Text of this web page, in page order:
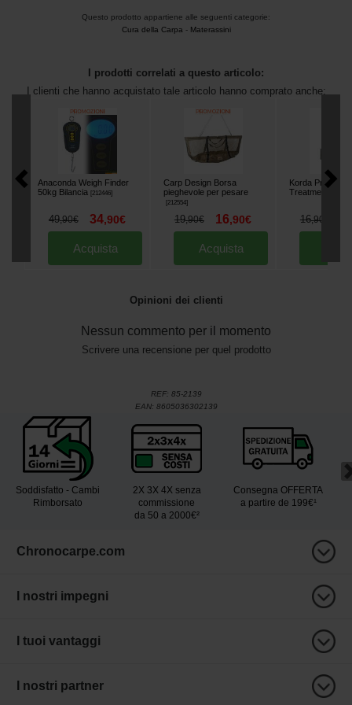
Questo prodotto appartiene alle seguenti categorie:
Cura della Carpa - Materassini
I prodotti correlati a questo articolo:
I clienti che hanno acquistato tale articolo hanno comprato anche:
Anaconda Weigh Finder
50kg Bilancia [212446]
49,90€ 34,90€
Acquista
Carp Design Borsa
pieghevole per pesare
[212554]
19,90€ 16,90€
Acquista
Korda Propolis
Treatment
16,90
Opinioni dei clienti
Nessun commento per il momento
Scrivere una recensione per quel prodotto
REF: 85-2139
EAN: 8605036302139
Soddisfatto - Cambi
Rimborsato
2X 3X 4X senza
commissione
da 50 a 2000€²
Consegna OFFERTA
a partire de 199€¹
Chronocarpe.com
I nostri impegni
I tuoi vantaggi
I nostri partner